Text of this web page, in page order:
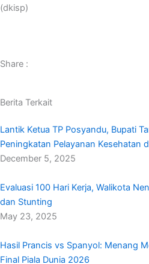
(dkisp)
Share :
Berita Terkait
Lantik Ketua TP Posyandu, Bupati
Peningkatan Pelayanan Kesehatan
December 5, 2025
Evaluasi 100 Hari Kerja, Walikota
dan Stunting
May 23, 2025
Hasil Prancis vs Spanyol: Menang
Final Piala Dunia 2026